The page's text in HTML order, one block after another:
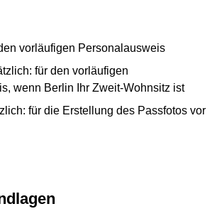
vorläufigen Personalausweis
für den vorläufigen
wenn Berlin Ihr Zweit-Wohnsitz ist
für die Erstellung des Passfotos vor